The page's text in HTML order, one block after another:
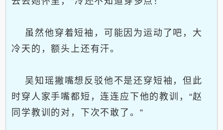
虽然他穿着短袖，可能因为运动了吧，大
冷天的，额头上还有汗。
吴知瑶撇嘴想反驳他不是还穿短袖，但此
时穿人家手嘴都短，连连应下他的教训，“赵
同学教训的对，下次不敢了。”